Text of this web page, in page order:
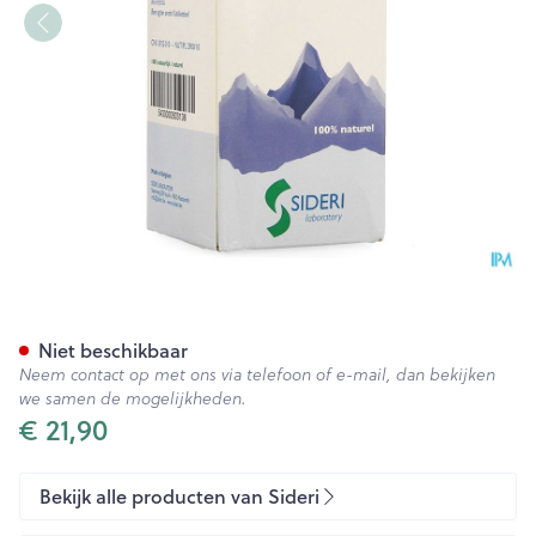
€ 21,90
Niet beschikbaar
Neem contact op met ons via telefoon of e-mail, dan bekijken
we samen de mogelijkheden.
Bekijk alle producten van Sideri